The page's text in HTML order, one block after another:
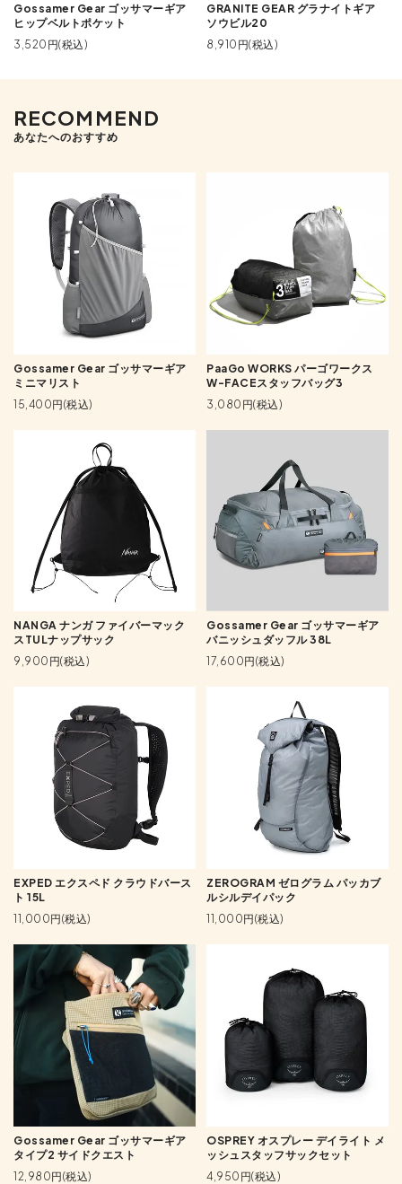
Gossamer Gear ゴッサマーギア
ヒップベルトポケット
3,520円(税込)
GRANITE GEAR グラナイトギア
ソウビル20
8,910円(税込)
RECOMMEND
あなたへのおすすめ
Gossamer Gear ゴッサマーギア
ミニマリスト
15,400円(税込)
PaaGo WORKS パーゴワークス
W-FACEスタッフバッグ3
3,080円(税込)
NANGA ナンガ ファイバーマック
スTULナップサック
9,900円(税込)
Gossamer Gear ゴッサマーギア
バニッシュダッフル 38L
17,600円(税込)
EXPED エクスペド クラウドバース
ト 15L
11,000円(税込)
ZEROGRAM ゼログラム パッカブ
ルシルデイパック
11,000円(税込)
Gossamer Gear ゴッサマーギア
タイプ2 サイドクエスト
12,980円(税込)
OSPREY オスプレー デイライト メ
ッシュスタッフサックセット
4,950円(税込)